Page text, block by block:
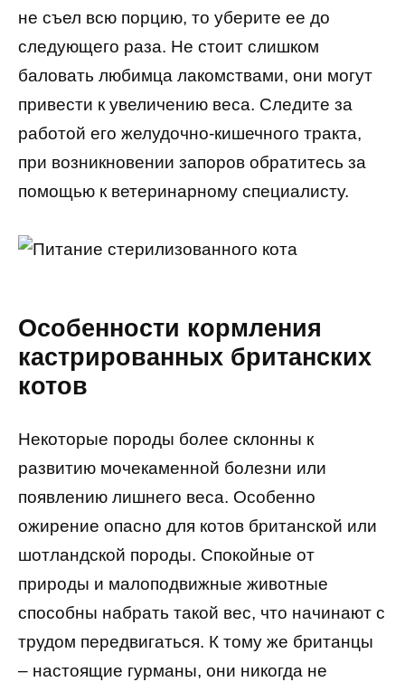
не съел всю порцию, то уберите ее до
следующего раза. Не стоит слишком
баловать любимца лакомствами, они могут
привести к увеличению веса. Следите за
работой его желудочно-кишечного тракта,
при возникновении запоров обратитесь за
помощью к ветеринарному специалисту.
Особенности кормления
кастрированных британских
котов
Некоторые породы более склонны к
развитию мочекаменной болезни или
появлению лишнего веса. Особенно
ожирение опасно для котов британской или
шотландской породы. Спокойные от
природы и малоподвижные животные
способны набрать такой вес, что начинают с
трудом передвигаться. К тому же британцы
– настоящие гурманы, они никогда не